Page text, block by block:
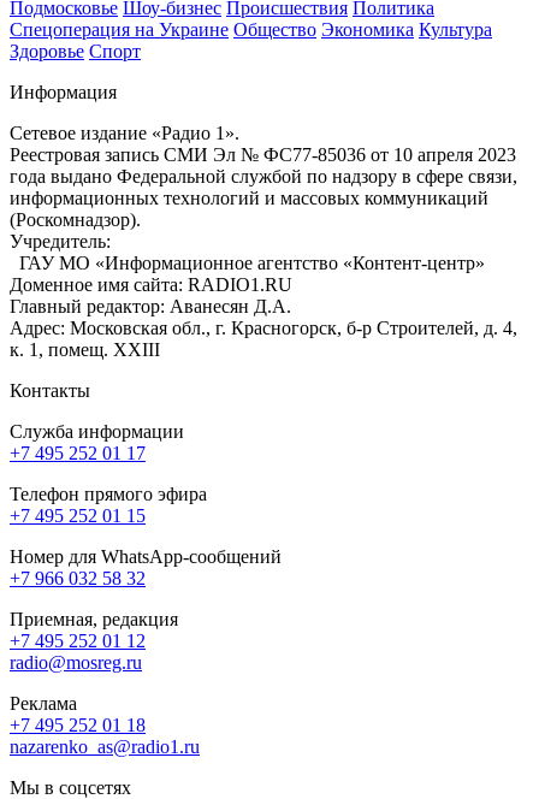
Подмосковье Шоу-бизнес Происшествия Политика
Спецоперация на Украине Общество Экономика Культура
Здоровье Спорт
Информация
Сетевое издание «Радио 1».
Реестровая запись СМИ Эл № ФС77-85036 от 10 апреля 2023
года выдано Федеральной службой по надзору в сфере связи,
информационных технологий и массовых коммуникаций
(Роскомнадзор).
Учредитель:
ГАУ МО «Информационное агентство «Контент-центр»
Доменное имя сайта: RADIO1.RU
Главный редактор: Аванесян Д.А.
Адрес: Московская обл., г. Красногорск, б-р Строителей, д. 4,
к. 1, помещ. XXIII
Контакты
Служба информации
+7 495 252 01 17
Телефон прямого эфира
+7 495 252 01 15
Номер для WhatsApp-сообщений
+7 966 032 58 32
Приемная, редакция
+7 495 252 01 12
radio@mosreg.ru
Реклама
+7 495 252 01 18
nazarenko_as@radio1.ru
Мы в соцсетях